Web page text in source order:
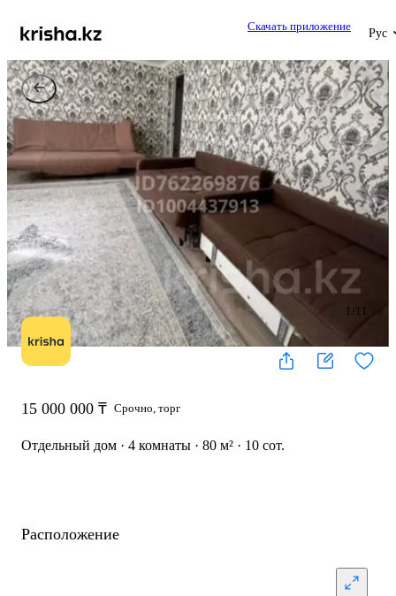
Скачать приложение
Рус
1/ 11
15 000 000 ₸ Срочно, торг
Отдельный дом · 4 комнаты · 80 м² · 10 сот.
Расположение